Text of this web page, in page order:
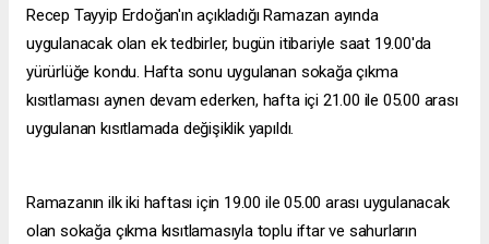
Recep Tayyip Erdoğan'ın açıkladığı Ramazan ayında
uygulanacak olan ek tedbirler, bugün itibariyle saat 19.00'da
yürürlüğe kondu. Hafta sonu uygulanan sokağa çıkma
kısıtlaması aynen devam ederken, hafta içi 21.00 ile 05.00 arası
uygulanan kısıtlamada değişiklik yapıldı.
Ramazanın ilk iki haftası için 19.00 ile 05.00 arası uygulanacak
olan sokağa çıkma kısıtlamasıyla toplu iftar ve sahurların